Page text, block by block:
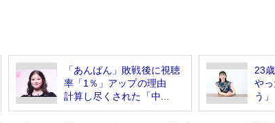
「あんぱん」敗戦後に視聴
率「1％」アップの理由
計算し尽くされた「中...
23
や
う